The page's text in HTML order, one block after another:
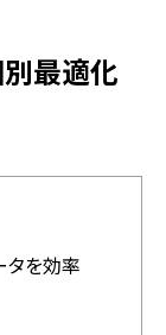
最適化
タを効率